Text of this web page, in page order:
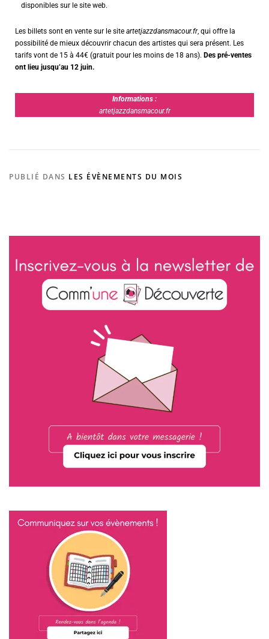
disponibles sur le site web.
Les billets sont en vente sur le site artetjazzdansmacour.fr, qui offre la
possibilité de mieux découvrir chacun des artistes qui sera présent. Les
tarifs vont de 15 à 44€ (gratuit pour les moins de 18 ans). Des pré-ventes
ont lieu jusqu’au 12 juin.
Informations :
artetjazzdansmacour.fr
PUBLIÉ DANS LES ÉVÈNEMENTS DU MOIS